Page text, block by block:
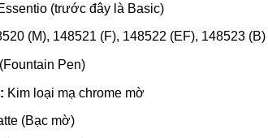
(trước đây là Basic)
(M), 148521 (F), 148522 (EF), 148523 (B)
Pen)
Kim loại mạ chrome mờ
(Bạc mờ)